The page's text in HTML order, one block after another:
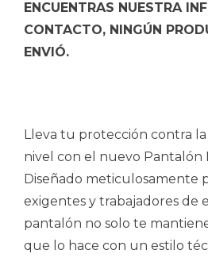
ENCUENTRAS NUESTRA
CONTACTO, NINGÚN
ENVIÓ.
Lleva tu protección contra
nivel con el nuevo Pantalón
Diseñado meticulosamente
exigentes y trabajadores de
pantalón no solo te mantiene
que lo hace con un estilo